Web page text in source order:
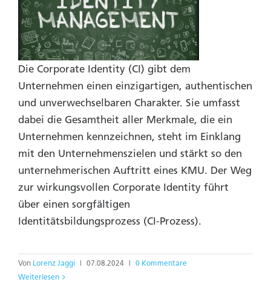
Die Corporate Identity (CI) gibt dem
Unternehmen einen einzigartigen, authentischen
und unverwechselbaren Charakter. Sie umfasst
dabei die Gesamtheit aller Merkmale, die ein
Unternehmen kennzeichnen, steht im Einklang
mit den Unternehmenszielen und stärkt so den
unternehmerischen Auftritt eines KMU. Der Weg
zur wirkungsvollen Corporate Identity führt
über einen sorgfältigen
Identitätsbildungsprozess (CI-Prozess).
Von Lorenz Jaggi 07.08.2024
0 Kommentare
Weiterlesen